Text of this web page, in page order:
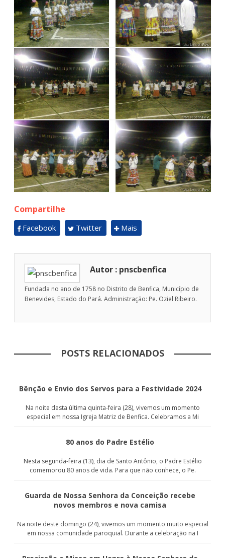
Compartilhe
Facebook Twitter Mais
Autor : pnscbenfica
Fundada no ano de 1758 no Distrito de Benfica, Município de
Benevides, Estado do Pará. Administração: Pe. Oziel Ribeiro.
POSTS RELACIONADOS
Bênção e Envio dos Servos para a Festividade 2024
Na noite desta última quinta-feira (28), vivemos um momento
especial em nossa Igreja Matriz de Benfica. Celebramos a Mi
80 anos do Padre Estélio
Nesta segunda-feira (13), dia de Santo Antônio, o Padre Estélio
comemorou 80 anos de vida. Para que não conhece, o Pe.
Guarda de Nossa Senhora da Conceição recebe
novos membros e nova camisa
Na noite deste domingo (24), vivemos um momento muito especial
em nossa comunidade paroquial. Durante a celebração na I